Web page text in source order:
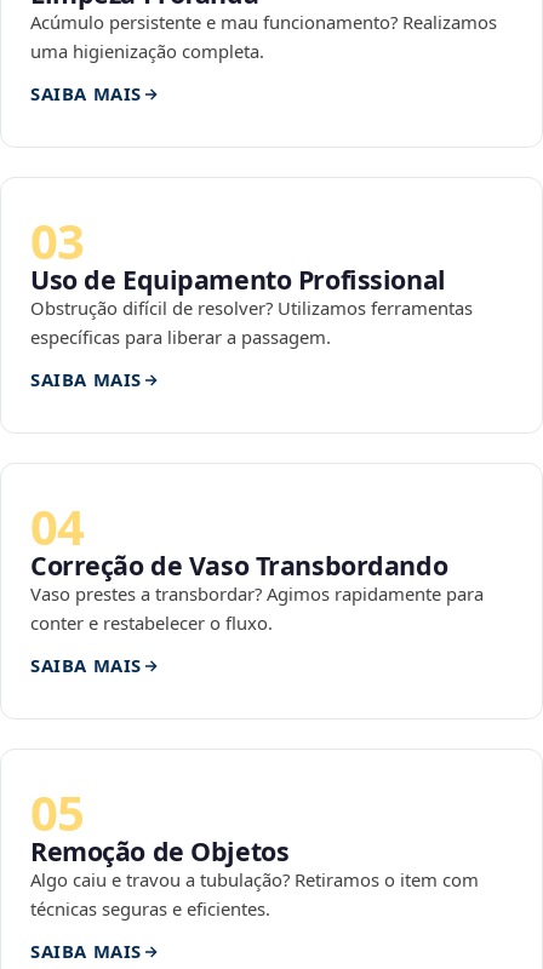
Acúmulo persistente e mau funcionamento? Realizamos
uma higienização completa.
SAIBA MAIS
03
Uso de Equipamento Profissional
Obstrução difícil de resolver? Utilizamos ferramentas
específicas para liberar a passagem.
SAIBA MAIS
04
Correção de Vaso Transbordando
Vaso prestes a transbordar? Agimos rapidamente para
conter e restabelecer o fluxo.
SAIBA MAIS
05
Remoção de Objetos
Algo caiu e travou a tubulação? Retiramos o item com
técnicas seguras e eficientes.
SAIBA MAIS